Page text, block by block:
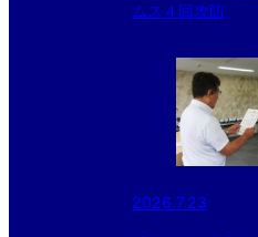
ムス４回攻防
2026.7.23